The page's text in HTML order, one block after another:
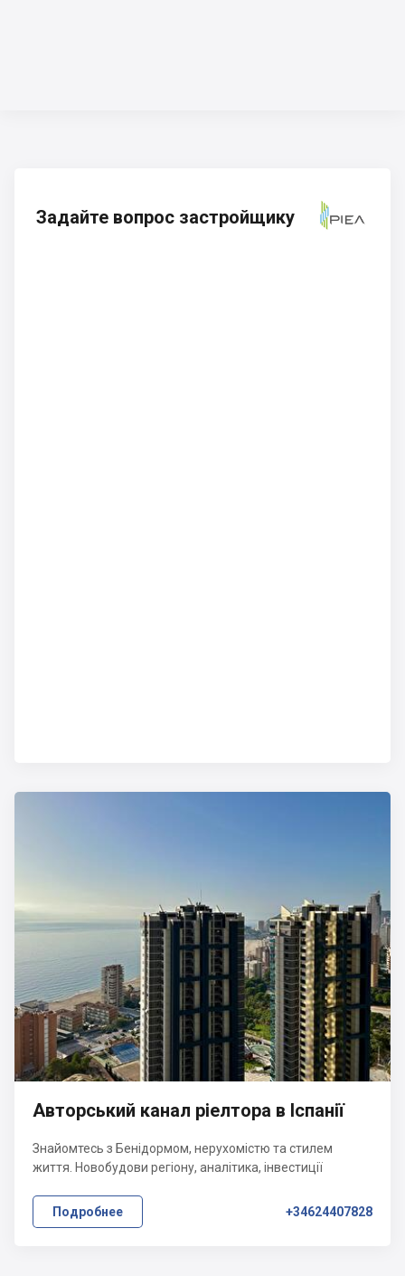
Задайте вопрос застройщику
Авторський канал ріелтора в Іспанії
Знайомтесь з Бенідормом, нерухомістю та стилем
життя. Новобудови регіону, аналітика, інвестиції
Подробнее +34624407828